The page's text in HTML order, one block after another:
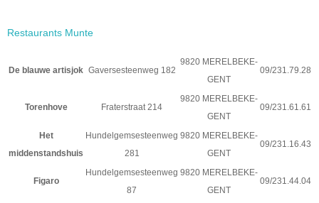
Restaurants Munte
De blauwe artisjok Gaversesteenweg 182
9820 MERELBEKE-
GENT
09/231.79.28
Torenhove Fraterstraat 214
9820 MERELBEKE-
GENT
09/231.61.61
Het
middenstandshuis
Hundelgemsesteenweg
281
9820 MERELBEKE-
GENT
09/231.16.43
Figaro
Hundelgemsesteenweg
87
9820 MERELBEKE-
GENT
09/231.44.04